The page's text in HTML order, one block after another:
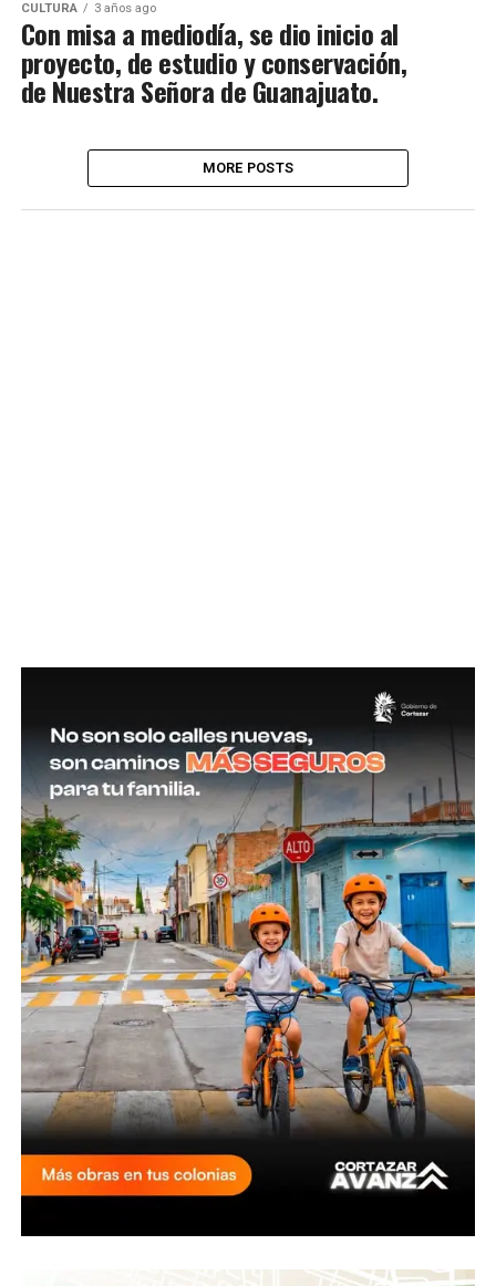
CULTURA 3 años ago
Con misa a mediodía, se dio inicio al
proyecto, de estudio y conservación,
de Nuestra Señora de Guanajuato.
MORE POSTS